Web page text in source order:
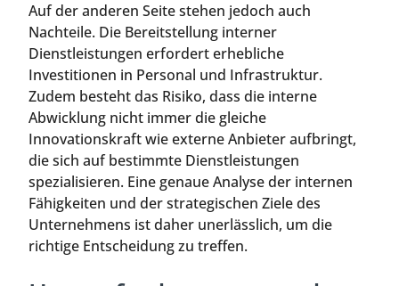
Auf der anderen Seite stehen jedoch auch
Nachteile. Die Bereitstellung interner
Dienstleistungen erfordert erhebliche
Investitionen in Personal und Infrastruktur.
Zudem besteht das Risiko, dass die interne
Abwicklung nicht immer die gleiche
Innovationskraft wie externe Anbieter aufbringt,
die sich auf bestimmte Dienstleistungen
spezialisieren. Eine genaue Analyse der internen
Fähigkeiten und der strategischen Ziele des
Unternehmens ist daher unerlässlich, um die
richtige Entscheidung zu treffen.